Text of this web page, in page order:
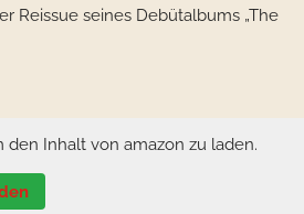
Reissue seines Debütalbums „The
Inhalt von amazon zu laden.